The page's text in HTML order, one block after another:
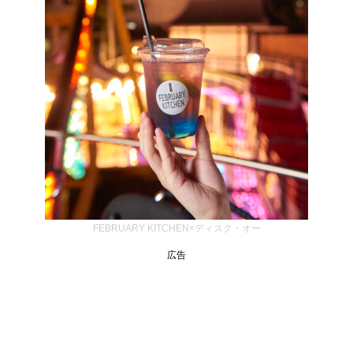
FEBRUARY KITCHEN×ディスク・オー
広告